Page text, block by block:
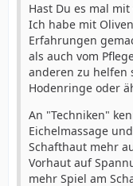
Hast Du es mal
Ich habe mit
Erfahrungen
als auch vom
anderen zu helfen
Hodenringe oder
An "Techniken"
Eichelmassage
Schafthaut mehr
Vorhaut auf
mehr Spiel am